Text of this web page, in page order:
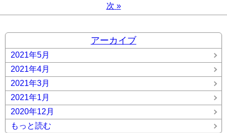
次 »
アーカイブ
2021年5月
2021年4月
2021年3月
2021年1月
2020年12月
もっと読む